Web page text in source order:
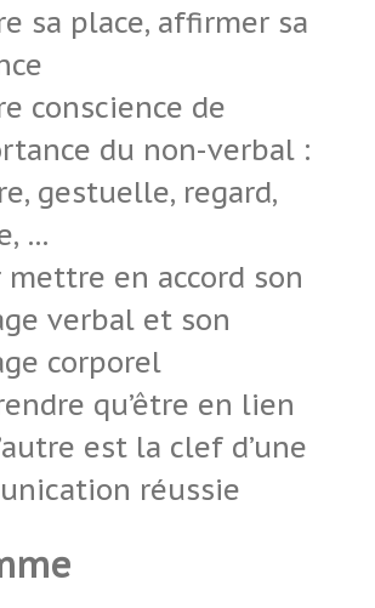
sa place, affirmer sa
conscience de
du non-verbal :
gestuelle, regard,
…
mettre en accord son
verbal et son
corporel
qu’être en lien
est la clef d’une
réussie